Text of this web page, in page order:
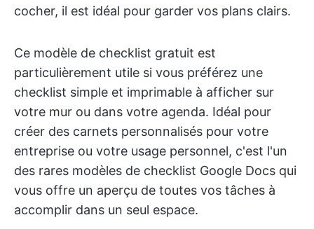
cocher, il est idéal pour garder vos plans clairs.
Ce modèle de checklist gratuit est
particulièrement utile si vous préférez une
checklist simple et imprimable à afficher sur
votre mur ou dans votre agenda. Idéal pour
créer des carnets personnalisés pour votre
entreprise ou votre usage personnel, c'est l'un
des rares modèles de checklist Google Docs qui
vous offre un aperçu de toutes vos tâches à
accomplir dans un seul espace.